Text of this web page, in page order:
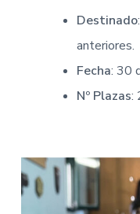
Destinado
anteriores.
Fecha: 30
Nº Plazas: